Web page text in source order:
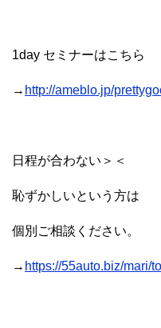
1day セミナーはこちら
→ http://ameblo.jp/
日程が合わない＞＜
恥ずかしいという方は
個別ご相談ください。
→ https://55auto.biz/mari/